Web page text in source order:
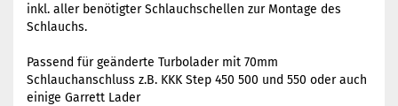
inkl. aller benötigter Schlauchschellen zur Montage des
Schlauchs.
Passend für geänderte Turbolader mit 70mm
Schlauchanschluss z.B. KKK Step 450 500 und 550 oder auch
einige Garrett Lader